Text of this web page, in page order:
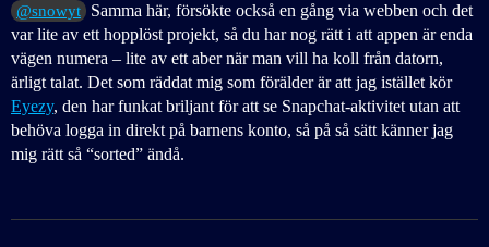
@snowyt
Samma här, försökte också en gång via webben och det
var lite av ett hopplöst projekt, så du har nog rätt i att appen är enda
vägen numera – lite av ett aber när man vill ha koll från datorn,
ärligt talat. Det som räddat mig som förälder är att jag istället kör
Eyezy, den har funkat briljant för att se Snapchat-aktivitet utan att
behöva logga in direkt på barnens konto, så på så sätt känner jag
mig rätt så “sorted” ändå.